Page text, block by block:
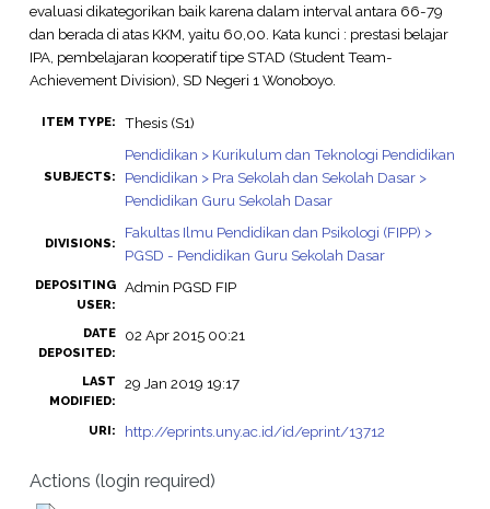
evaluasi dikategorikan baik karena dalam interval antara 66-79
dan berada di atas KKM, yaitu 60,00. Kata kunci : prestasi belajar
IPA, pembelajaran kooperatif tipe STAD (Student Team-
Achievement Division), SD Negeri 1 Wonoboyo.
ITEM TYPE: Thesis (S1)
SUBJECTS:
Pendidikan > Kurikulum dan Teknologi Pendidikan
Pendidikan > Pra Sekolah dan Sekolah Dasar >
Pendidikan Guru Sekolah Dasar
DIVISIONS:
Fakultas Ilmu Pendidikan dan Psikologi (FIPP) >
PGSD - Pendidikan Guru Sekolah Dasar
DEPOSITING
USER:
Admin PGSD FIP
DATE
DEPOSITED:
02 Apr 2015 00:21
LAST
MODIFIED:
29 Jan 2019 19:17
URI: http://eprints.uny.ac.id/id/eprint/13712
Actions (login required)